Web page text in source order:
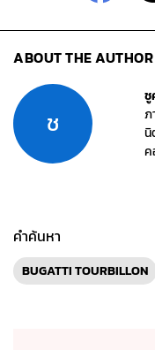
ABOUT THE AUTHOR
ช
ชู
ภ
นิ
ค
คำค้นหา
BUGATTI TOURBILLON